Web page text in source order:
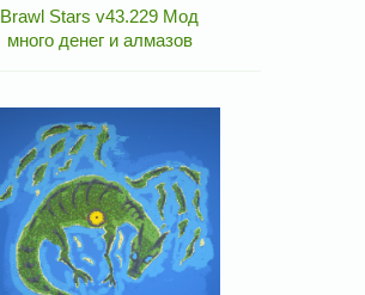
Brawl Stars v43.229 Мод
много денег и алмазов